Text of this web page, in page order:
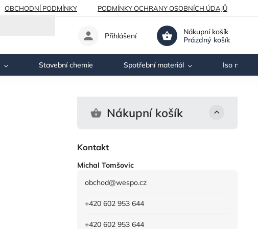
OBCHODNÍ PODMÍNKY PODMÍNKY OCHRANY OSOBNÍCH ÚDAJŮ
Nákupní košík
Prázdný košík
Přihlášení
Stavební chemie Spotřební materiál Iso
Nákupní košík
Kontakt
Michal Tomšovic
obchod@wespo.cz
+420 602 953 644
+420 602 953 644